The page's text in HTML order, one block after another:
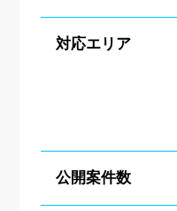
対応エリア
公開案件数